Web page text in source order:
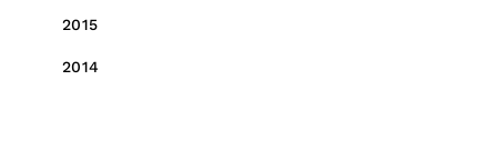
2015
2014